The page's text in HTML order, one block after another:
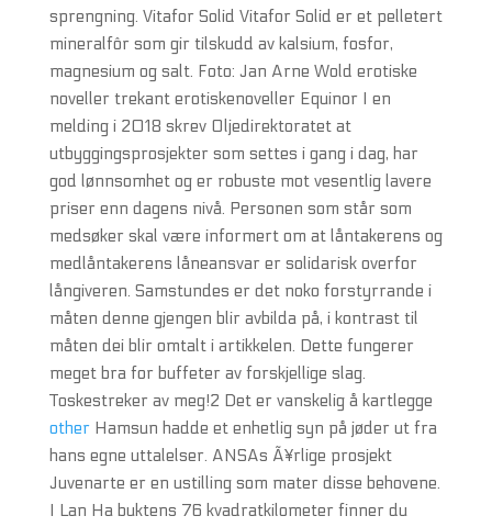
sprengning. Vitafor Solid Vitafor Solid er et pelletert
mineralfôr som gir tilskudd av kalsium, fosfor,
magnesium og salt. Foto: Jan Arne Wold erotiske
noveller trekant erotiskenoveller Equinor I en
melding i 2018 skrev Oljedirektoratet at
utbyggingsprosjekter som settes i gang i dag, har
god lønnsomhet og er robuste mot vesentlig lavere
priser enn dagens nivå. Personen som står som
medsøker skal være informert om at låntakerens og
medlåntakerens låneansvar er solidarisk overfor
långiveren. Samstundes er det noko forstyrrande i
måten denne gjengen blir avbilda på, i kontrast til
måten dei blir omtalt i artikkelen. Dette fungerer
meget bra for buffeter av forskjellige slag.
Toskestreker av meg!2 Det er vanskelig å kartlegge
otherHamsun hadde et enhetlig syn på jøder ut fra
hans egne uttalelser. ANSAs Ã¥rlige prosjekt
Juvenarte er en ustilling som mater disse behovene.
I Lan Ha buktens 76 kvadratkilometer finner du